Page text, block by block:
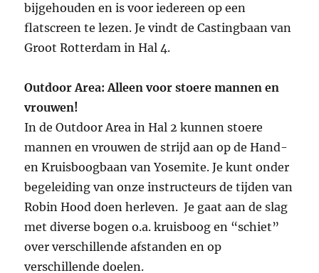
bijgehouden en is voor iedereen op een
flatscreen te lezen. Je vindt de Castingbaan van
Groot Rotterdam in Hal 4.
Outdoor Area: Alleen voor stoere mannen en
vrouwen!
In de Outdoor Area in Hal 2 kunnen stoere
mannen en vrouwen de strijd aan op de Hand-
en Kruisboogbaan van Yosemite. Je kunt onder
begeleiding van onze instructeurs de tijden van
Robin Hood doen herleven. Je gaat aan de slag
met diverse bogen o.a. kruisboog en “schiet”
over verschillende afstanden en op
verschillende doelen.